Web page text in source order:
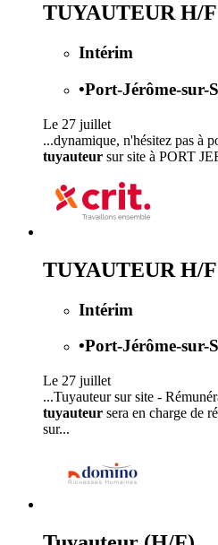
TUYAUTEUR H/F
Intérim
•Port-Jérôme-sur-
Le 27 juillet
...dynamique, n'hésitez pas à
tuyauteur sur site à PORT
TUYAUTEUR H/F
Intérim
•Port-Jérôme-sur-
Le 27 juillet
...Tuyauteur sur site -
tuyauteur sera en charge de
sur...